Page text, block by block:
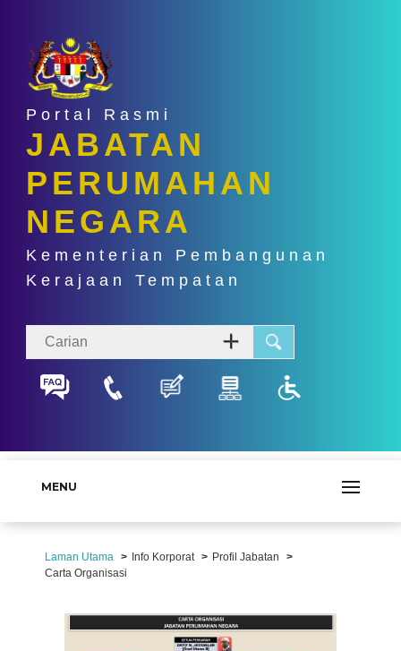
Portal Rasmi
JABATAN
PERUMAHAN
NEGARA
Kementerian Pembangunan
Kerajaan Tempatan
MENU
Laman Utama Info Korporat
Profil Jabatan
Carta Organisasi